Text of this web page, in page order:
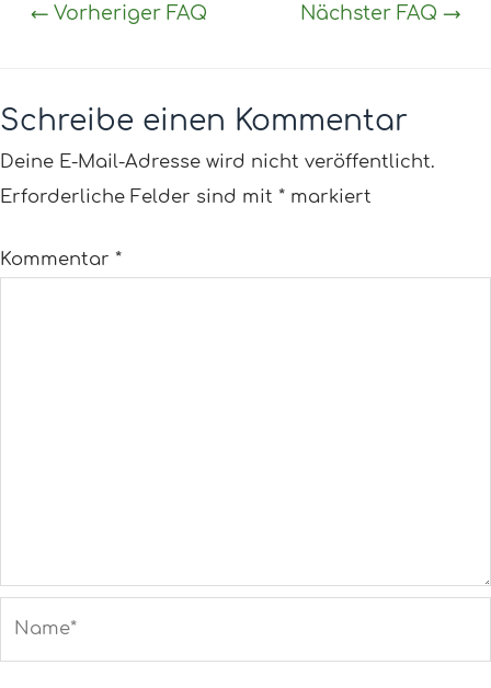
← Vorheriger FAQ Nächster FAQ →
Schreibe einen Kommentar
Deine E-Mail-Adresse wird nicht veröffentlicht.
Erforderliche Felder sind mit * markiert
Kommentar *